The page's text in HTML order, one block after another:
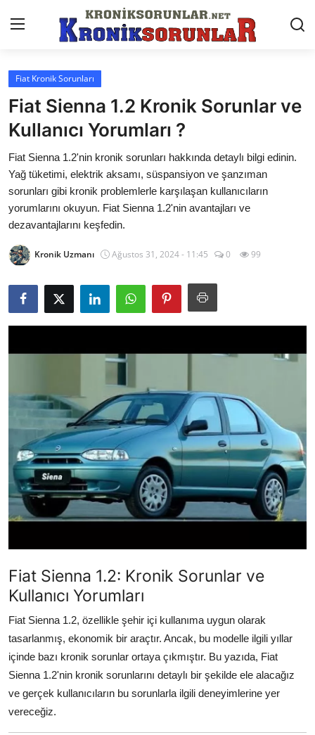
Anasayfa
Markalar
İletişim
Trafik & Cezalar
Sigorta & Kasko
Vergi & ÖTV & MTV
Sorgulamalar
Elektrikli & Hibrit
Kiralama & Filo
Sürüş & Güvenlik
Lastik & Jant
Yağlar & Sıvılar
LPG & Yakıt
Elektrik & Akü
Klima & Konfor
Aydınlatma & Görüş
Şanzıman & Aktarma
Dizel Sistemler
Fiat Kronik Sorunları
Fiat Sienna 1.2 Kronik Sorunlar ve
Kullanıcı Yorumları ?
Fiat Sienna 1.2'nin kronik sorunları hakkında detaylı bilgi edinin.
Yağ tüketimi, elektrik aksamı, süspansiyon ve şanzıman
sorunları gibi kronik problemlerle karşılaşan kullanıcıların
yorumlarını okuyun. Fiat Sienna 1.2'nin avantajları ve
dezavantajlarını keşfedin.
Kronik Uzmanı Ağustos 31, 2024 - 11:45 0 99
Fiat Sienna 1.2: Kronik Sorunlar ve
Kullanıcı Yorumları
Fiat Sienna 1.2, özellikle şehir içi kullanıma uygun olarak
tasarlanmış, ekonomik bir araçtır. Ancak, bu modelle ilgili yıllar
içinde bazı kronik sorunlar ortaya çıkmıştır. Bu yazıda, Fiat
Sienna 1.2'nin kronik sorunlarını detaylı bir şekilde ele alacağız
ve gerçek kullanıcıların bu sorunlarla ilgili deneyimlerine yer
vereceğiz.